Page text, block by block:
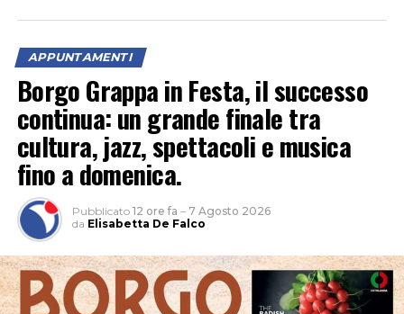
APPUNTAMENTI
Borgo Grappa in Festa, il successo
continua: un grande finale tra
cultura, jazz, spettacoli e musica
fino a domenica.
Pubblicato 12 ore fa – 7 Agosto 2026
da Elisabetta De Falco